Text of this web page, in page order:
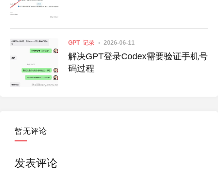
GPT 记录 2026-06-11
解决GPT登录Codex需要验证手机号
码过程
暂无评论
发表评论